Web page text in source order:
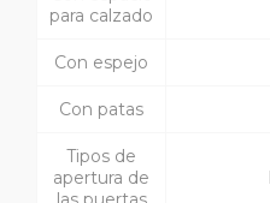
para calzado
Con espejo
Con patas
Tipos de
apertura de